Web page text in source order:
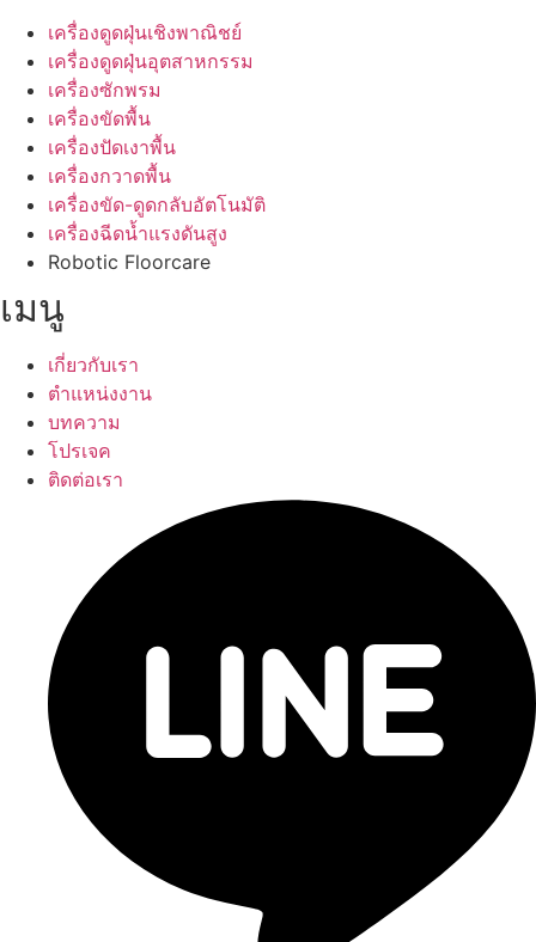
เครื่องดูดฝุ่นเชิงพาณิชย์
เครื่องดูดฝุ่นอุตสาหกรรม
เครื่องซักพรม
เครื่องขัดพื้น
เครื่องปัดเงาพื้น
เครื่องกวาดพื้น
เครื่องขัด-ดูดกลับอัตโนมัติ
เครื่องฉีดน้ำแรงดันสูง
Robotic Floorcare
เมนู
เกี่ยวกับเรา
ตำแหน่งงาน
บทความ
โปรเจค
ติดต่อเรา